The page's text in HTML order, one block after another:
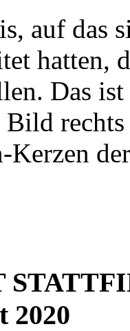
auf das
hatten,
Das
Kerzen
2020